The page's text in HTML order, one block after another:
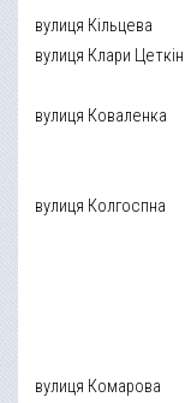
вулиця Кільцева
вулиця Клари Цеткін
вулиця Коваленка
вулиця Колгоспна
вулиця Комарова